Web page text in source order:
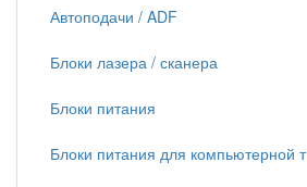
Автоподачи / ADF
Блоки лазера / сканера
Блоки питания
Блоки питания для компьютерной т